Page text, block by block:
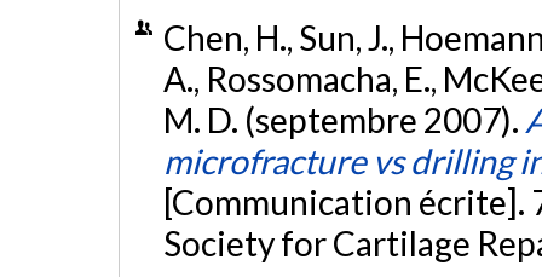
Chen, H., Sun, J.,
A., Rossomacha, E.,
M. D. (septembre 2007).
microfracture vs drilling
[Communication
Society for Cartilage